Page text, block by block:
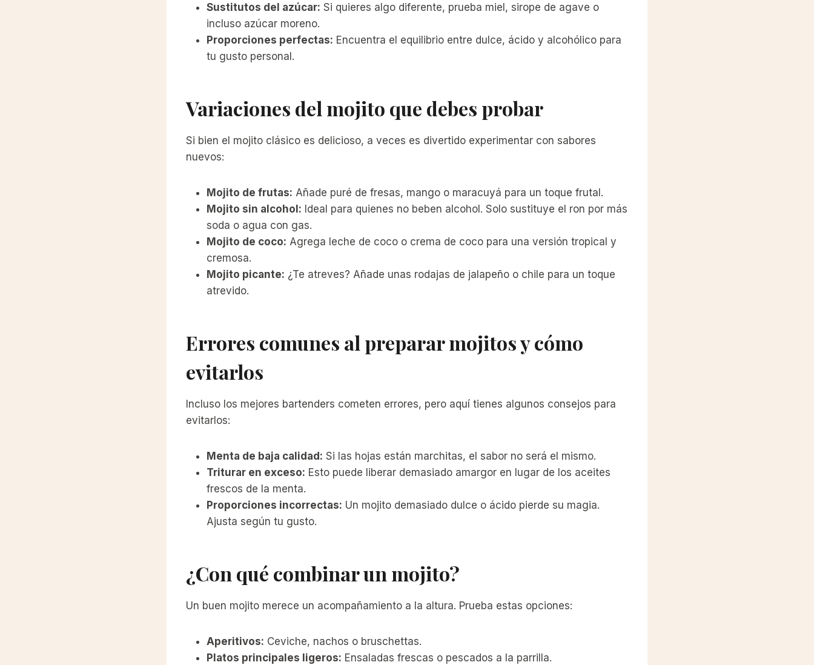
Sustitutos del azúcar: Si quieres algo diferente, prueba miel, sirope de agave o
incluso azúcar moreno.
Proporciones perfectas: Encuentra el equilibrio entre dulce, ácido y alcohólico para
tu gusto personal.
Variaciones del mojito que debes probar
Si bien el mojito clásico es delicioso, a veces es divertido experimentar con sabores
nuevos:
Mojito de frutas: Añade puré de fresas, mango o maracuyá para un toque frutal.
Mojito sin alcohol: Ideal para quienes no beben alcohol. Solo sustituye el ron por más
soda o agua con gas.
Mojito de coco: Agrega leche de coco o crema de coco para una versión tropical y
cremosa.
Mojito picante: ¿Te atreves? Añade unas rodajas de jalapeño o chile para un toque
atrevido.
Errores comunes al preparar mojitos y cómo
evitarlos
Incluso los mejores bartenders cometen errores, pero aquí tienes algunos consejos para
evitarlos:
Menta de baja calidad: Si las hojas están marchitas, el sabor no será el mismo.
Triturar en exceso: Esto puede liberar demasiado amargor en lugar de los aceites
frescos de la menta.
Proporciones incorrectas: Un mojito demasiado dulce o ácido pierde su magia.
Ajusta según tu gusto.
¿Con qué combinar un mojito?
Un buen mojito merece un acompañamiento a la altura. Prueba estas opciones:
Aperitivos: Ceviche, nachos o bruschettas.
Platos principales ligeros: Ensaladas frescas o pescados a la parrilla.